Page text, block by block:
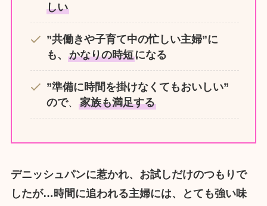
しい
”共働きや子育て中の忙しい主婦”に
も、かなりの時短になる
”準備に時間を掛けなくてもおいしい”
ので、家族も満足する
デニッシュパンに惹かれ、お試しだけのつもりで
したが…時間に追われる主婦には、とても強い味